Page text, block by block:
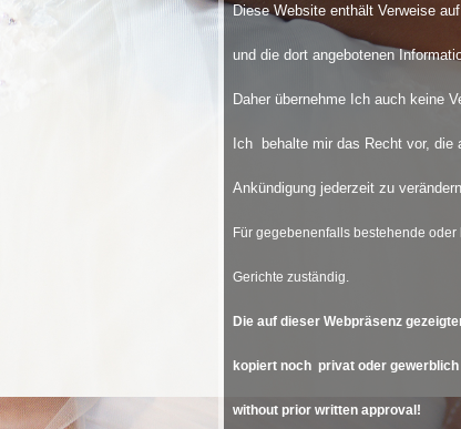
Diese Website enthält Verweise
und die dort angebotenen
Daher übernehme Ich auch keine
Ich behalte mir das Recht vor, die
Ankündigung jederzeit zu
Für gegebenenfalls bestehende
Gerichte zuständig.
Die auf dieser Webpräsenz
kopiert noch privat oder
without prior written approval!